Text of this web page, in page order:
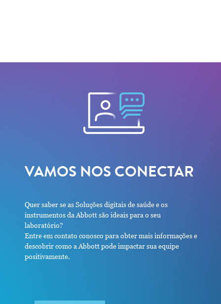
VAMOS NOS CONECTAR
Quer saber se as Soluções digitais de saúde e os
instrumentos da Abbott são ideais para o seu
laboratório?
Entre em contato conosco para obter mais informações e
descobrir como a Abbott pode impactar sua equipe
positivamente.